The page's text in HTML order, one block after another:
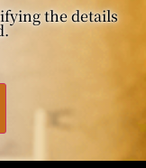
the details